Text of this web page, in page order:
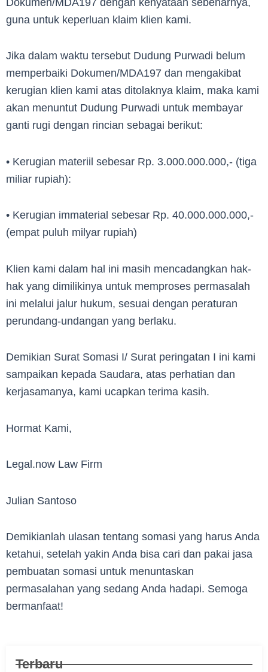
guna untuk keperluan klaim klien kami.
Jika dalam waktu tersebut Dudung Purwadi belum
memperbaiki Dokumen/MDA197 dan mengakibat
kerugian klien kami atas ditolaknya klaim, maka kami
akan menuntut Dudung Purwadi untuk membayar
ganti rugi dengan rincian sebagai berikut:
• Kerugian materiil sebesar Rp. 3.000.000.000,- (tiga
miliar rupiah):
• Kerugian immaterial sebesar Rp. 40.000.000.000,-
(empat puluh milyar rupiah)
Klien kami dalam hal ini masih mencadangkan hak-
hak yang dimilikinya untuk memproses permasalah
ini melalui jalur hukum, sesuai dengan peraturan
perundang-undangan yang berlaku.
Demikian Surat Somasi I/ Surat peringatan I ini kami
sampaikan kepada Saudara, atas perhatian dan
kerjasamanya, kami ucapkan terima kasih.
Hormat Kami,
Legal.now Law Firm
Julian Santoso
Demikianlah ulasan tentang somasi yang harus Anda
ketahui, setelah yakin Anda bisa cari dan pakai jasa
pembuatan somasi untuk menuntaskan
permasalahan yang sedang Anda hadapi. Semoga
bermanfaat!
Terbaru